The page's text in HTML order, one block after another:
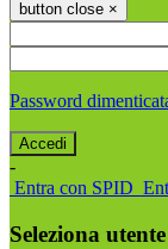
button close ×
Password
-
Entra con SPID
Seleziona utente